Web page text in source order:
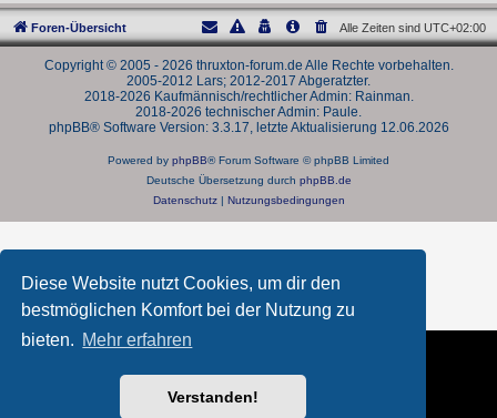
Diese Website nutzt Cookies, um dir den
bestmöglichen Komfort bei der Nutzung zu
bieten. Mehr erfahren
Verstanden!
Foren-Übersicht Alle Zeiten sind UTC+02:00
Copyright © 2005 - 2026 thruxton-forum.de Alle Rechte vorbehalten.
2005-2012 Lars; 2012-2017 Abgeratzter.
2018-2026 Kaufmännisch/rechtlicher Admin: Rainman.
2018-2026 technischer Admin: Paule.
phpBB® Software Version: 3.3.17, letzte Aktualisierung 12.06.2026
Powered by phpBB® Forum Software © phpBB Limited
Deutsche Übersetzung durch phpBB.de
Datenschutz| Nutzungsbedingungen